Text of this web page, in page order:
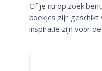
Of je nu op zoek
boekjes zijn geschikt
inspiratie zijn voor